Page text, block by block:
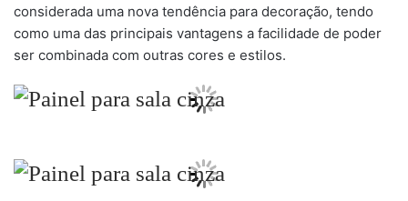
considerada uma nova tendência para decoração, tendo
como uma das principais vantagens a facilidade de poder
ser combinada com outras cores e estilos.